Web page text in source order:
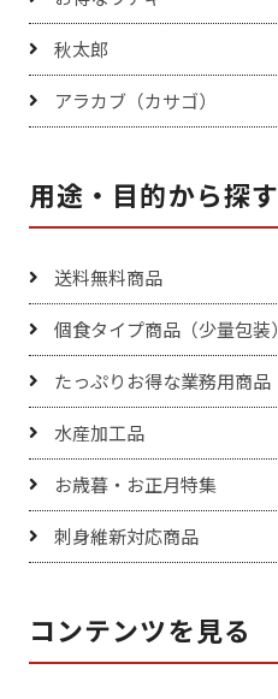
秋太郎
アラカブ（カサゴ）
用途・目的から探す
送料無料商品
個食タイプ商品（少量包装）
たっぷりお得な業務用商品
水産加工品
お歳暮・お正月特集
刺身維新対応商品
コンテンツを見る